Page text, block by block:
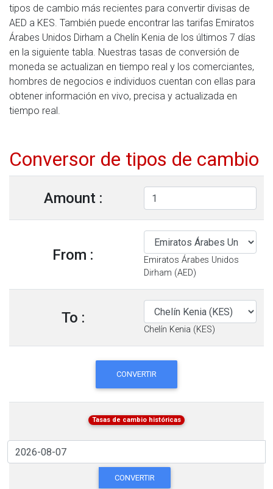
tipos de cambio más recientes para convertir divisas de
AED a KES. También puede encontrar las tarifas Emiratos
Árabes Unidos Dirham a Chelín Kenia de los últimos 7 días
en la siguiente tabla. Nuestras tasas de conversión de
moneda se actualizan en tiempo real y los comerciantes,
hombres de negocios e individuos cuentan con ellas para
obtener información en vivo, precisa y actualizada en
tiempo real.
Conversor de tipos de cambio
Amount :
From :
Emiratos Árabes Unidos
Dirham (AED)
To :
Chelín Kenia (KES)
CONVERTIR
Tasas de cambio históricas
CONVERTIR